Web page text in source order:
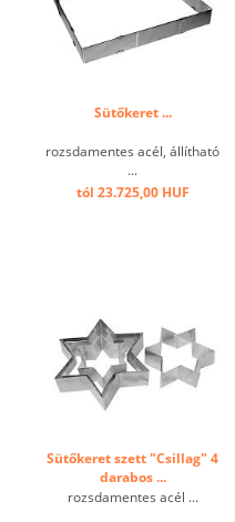
Sütőkeret ...
rozsdamentes acél, állítható
...
tól 23.725,00 HUF
Sütőkeret szett "Csillag" 4
darabos ...
rozsdamentes acél ...